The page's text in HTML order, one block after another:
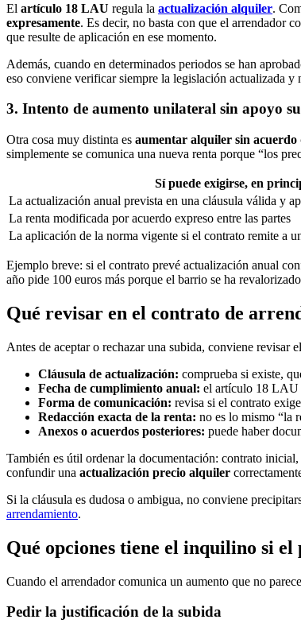
El artículo 18 LAU regula la actualización alquiler.
expresamente. Es decir, no basta con que el arrendador
que resulte de aplicación en ese momento.
Además, cuando en determinados periodos se han
eso conviene verificar siempre la legislación actualizada y
3. Intento de aumento unilateral sin apoyo
Otra cosa muy distinta es aumentar alquiler sin acuerdo
simplemente se comunica una nueva renta porque “los
Sí puede exigirse, en
La actualización anual prevista en una cláusula válida y
La renta modificada por acuerdo expreso entre las partes
La aplicación de la norma vigente si el contrato remite a
Ejemplo breve: si el contrato prevé actualización anual
año pide 100 euros más porque el barrio se ha
Qué revisar en el contrato de
Antes de aceptar o rechazar una subida, conviene revisar
Cláusula de actualización: comprueba si existe,
Fecha de cumplimiento anual: el artículo 18 LAU
Forma de comunicación: revisa si el contrato
Redacción exacta de la renta: no es lo mismo “la
Anexos o acuerdos posteriores: puede haber
También es útil ordenar la documentación: contrato
confundir una actualización precio alquiler
Si la cláusula es dudosa o ambigua, no conviene
arrendamiento.
Qué opciones tiene el inquilino si
Cuando el arrendador comunica un aumento que no
Pedir la justificación de la subida